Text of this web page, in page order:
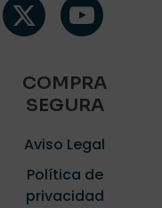
COMPRA
SEGURA
Aviso Legal
Política de
privacidad